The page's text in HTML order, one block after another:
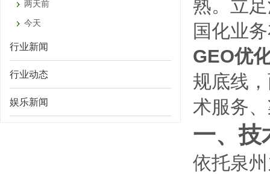
两天前
今天
行业新闻
行业动态
娱乐新闻
熟。立
国化业
GEO优
规底线
术服务
一、技
依托泉